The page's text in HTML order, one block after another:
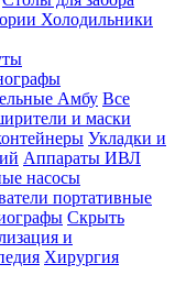
Холодильники
Амбу Все
и маски
Укладки и
Аппараты ИВЛ
насосы
портативные
Скрыть
и
Хирургия